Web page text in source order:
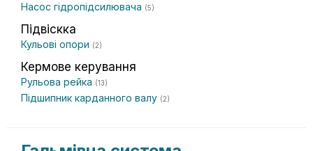
Насос гідропідсилювача (5)
Підвіскка
Кульові опори (2)
Кермове керування
Рульова рейка (13)
Підшипник карданного валу (2)